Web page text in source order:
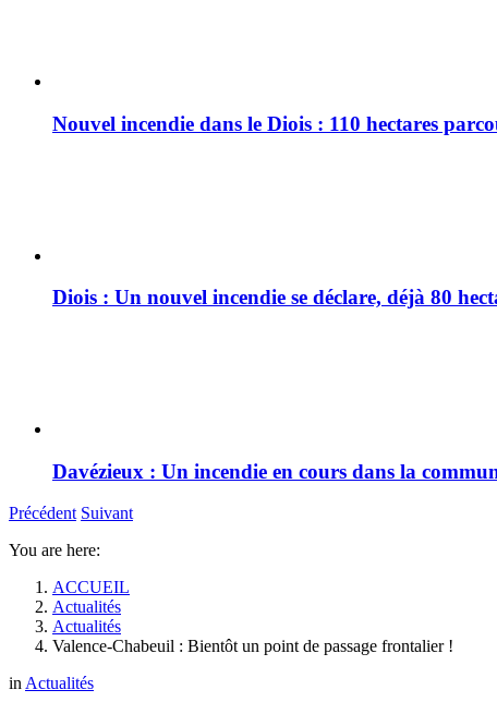
Nouvel incendie dans le Diois : 110 hectares
Diois : Un nouvel incendie se déclare, déjà 80
Davézieux : Un incendie en cours dans la
Précédent Suivant
You are here:
ACCUEIL
Actualités
Actualités
Valence-Chabeuil : Bientôt un point de passage frontalier !
inActualités